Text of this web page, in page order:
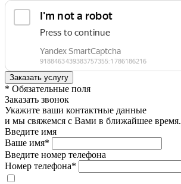
* Обязательные поля
Заказать звонок
Укажите ваши контактные данные
и мы свяжемся с Вами в ближайшее время.
Введите имя
Ваше имя*
Введите номер телефона
Номер телефона*